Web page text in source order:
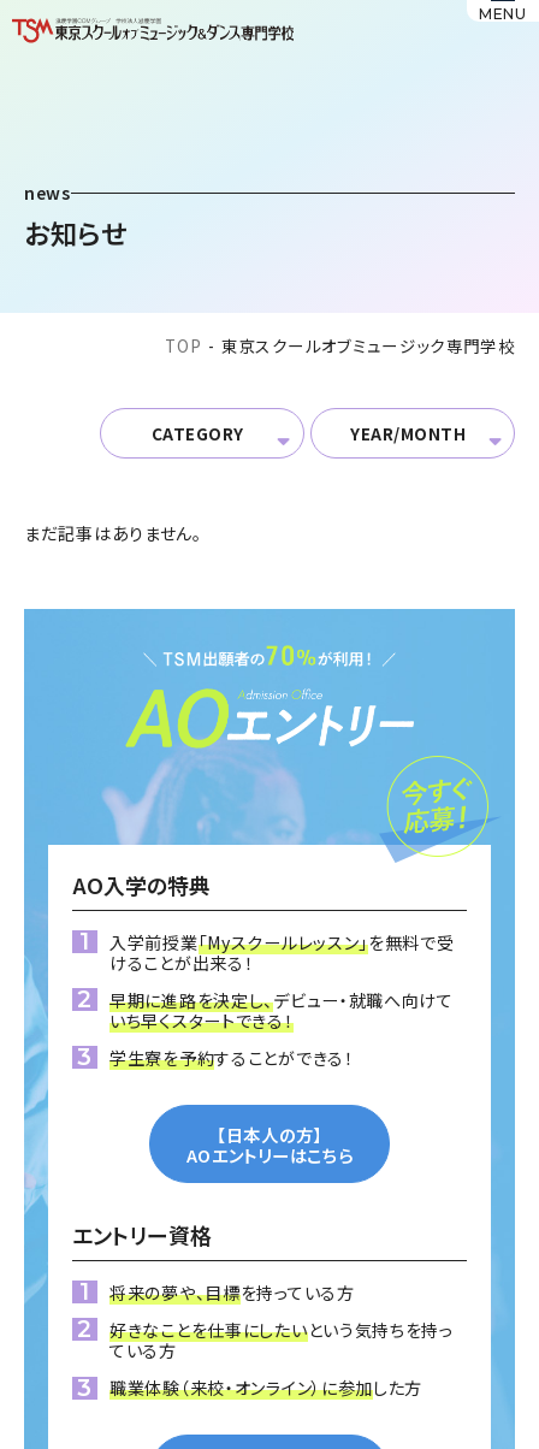
MENU
news
お知らせ
TOP - 東京スクールオブミュージック専門学校
CATEGORY YEAR/MONTH
まだ記事はありません。
AO入学の特典
入学前授業「Myスクールレッスン」を無料で受
けることが出来る！
早期に進路を決定し、デビュー・就職へ向けて
いち早くスタートできる！
学生寮を予約することができる！
【日本人の方】
AOエントリーはこちら
エントリー資格
将来の夢や、目標を持っている方
好きなことを仕事にしたいという気持ちを持っ
ている方
職業体験（来校・オンライン）に参加した方